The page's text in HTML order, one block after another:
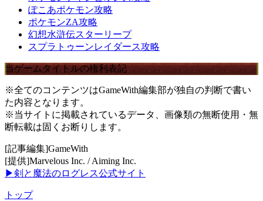
ぽこあポケモン攻略
ポケモンZA攻略
幻想水滸伝スターリープ
スプラトゥーンレイダース攻略
当ゲームタイトルの権利表記
※全てのコンテンツはGameWith編集部が独自の判断で書い
た内容となります。
※当サイトに掲載されているデータ、画像類の無断使用・無
断転載は固くお断りします。
[記事編集]GameWith
[提供]Marvelous Inc. / Aiming Inc.
▶剣と魔法のログレス公式サイト
トップ